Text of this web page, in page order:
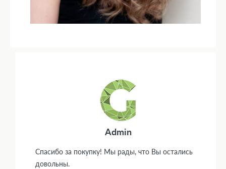
Admin
Спасибо за покупку! Мы рады, что Вы остались
довольны.